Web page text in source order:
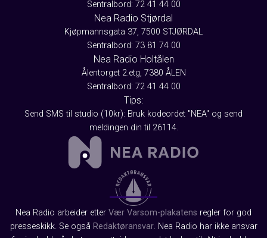
Sentralbord: 72 41 44 00
Nea Radio Stjørdal
Kjøpmannsgata 37, 7500 STJØRDAL
Sentralbord: 73 81 74 00
Nea Radio Holtålen
Ålentorget 2.etg, 7380 ÅLEN
Sentralbord: 72 41 44 00
Tips:
Send SMS til studio (10kr): Bruk kodeordet "NEA" og send
meldingen din til 26114.
Nea Radio arbeider etter Vær Varsom-plakatens regler for god
presseskikk. Se også Redaktøransvar. Nea Radio har ikke ansvar